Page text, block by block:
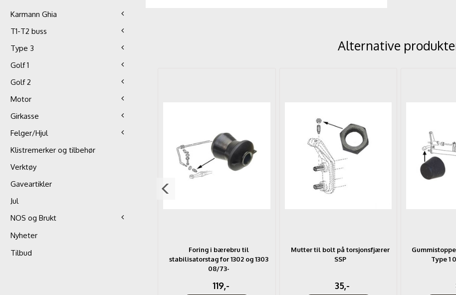
Karmann Ghia
T1-T2 buss
Type 3
Golf 1
Golf 2
Motor
Girkasse
Felger/Hjul
Klistremerker og tilbehør
Verktøy
Gaveartikler
Jul
NOS og Brukt
Nyheter
Tilbud
Alternative
07/79
Foring i bærebru til
stabilisatorstag for 1302 og 1303
08/73-
119,-
Mutter til bolt på torsjonsfjærer
SSP
35,-
Type 1